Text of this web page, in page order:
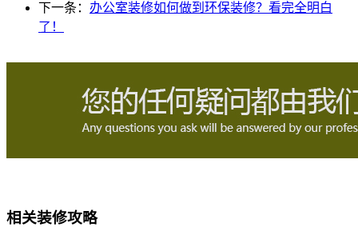
下一条： 办公室装修如何做到环保装修？看完全明白
了！
相关装修攻略